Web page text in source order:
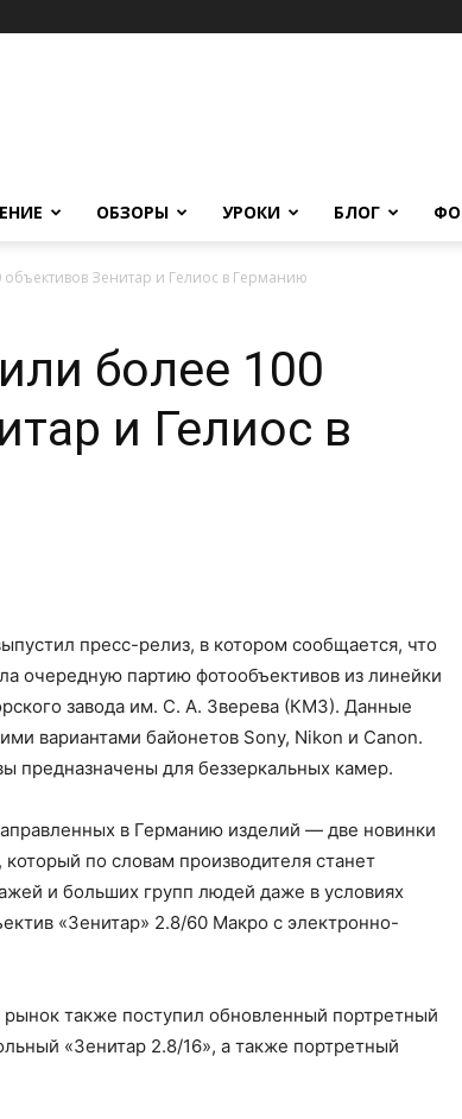
ОБЗОРЫ УРОКИ БЛОГ
Зенитар и Гелиос в Германию
более 100
и Гелиос в
пресс-релиз, в котором сообщается, что
очередную партию фотообъективов из линейки
завода им. С. А. Зверева (КМЗ). Данные
вариантами байонетов Sony, Nikon и Canon.
предназначены для беззеркальных камер.
в Германию изделий — две новинки
по словам производителя станет
и больших групп людей даже в условиях
«Зенитар» 2.8/60 Макро с электронно-
также поступил обновленный портретный
«Зенитар 2.8/16», а также портретный